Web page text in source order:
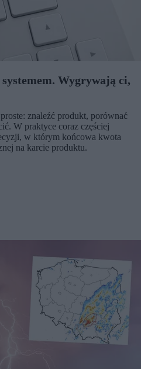
Wygrywają ci,
znaleźć produkt, porównać
W praktyce coraz częściej
w którym końcowa kwota
na karcie produktu.